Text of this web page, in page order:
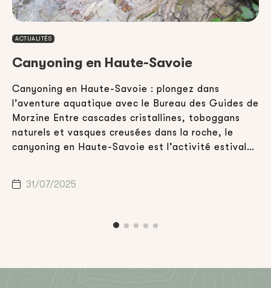
ACTUALITÉS
Canyoning en Haute-Savoie
Canyoning en Haute-Savoie : plongez dans
l’aventure aquatique avec le Bureau des Guides de
Morzine Entre cascades cristallines, toboggans
naturels et vasques creusées dans la roche, le
canyoning en Haute-Savoie est l’activité estivale
soyez en vacances en famille, entre amis […]
31/07/2025